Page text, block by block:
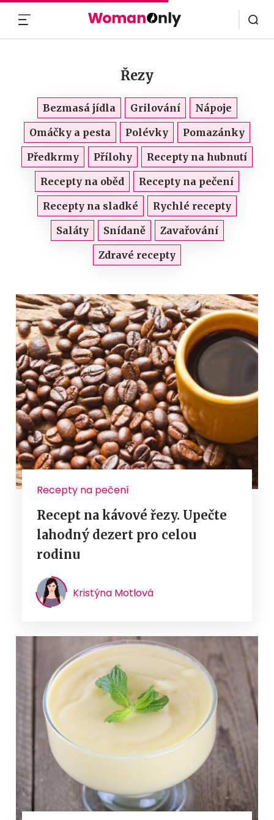
Řezy
Bezmasá jídla Grilování
Nápoje
Omáčky a pesta
Polévky
Pomazánky
Předkrmy
Přílohy
Recepty na hubnutí
Recepty na oběd
Recepty na pečení
Recepty na sladké
Rychlé recepty
Saláty
Snídaně
Zavařování
Zdravé recepty
Recepty na pečení
Recept na kávové řezy. Upečte
lahodný dezert pro celou
rodinu
Kristýna Motlová